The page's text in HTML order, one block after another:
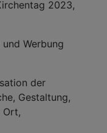
2023,
Werbung
der
Gestaltung,
Ort,